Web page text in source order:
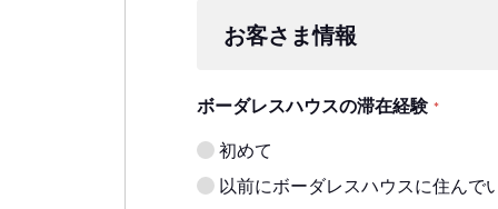
お客さま情報
ボーダレスハウスの滞在経験 *
初めて
以前にボーダレスハウスに住んで